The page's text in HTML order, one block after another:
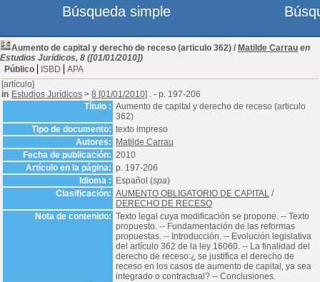
Aumento de capital y derecho de receso (articulo 362) / Matilde Carrau en
Estudios Jurídicos, 8 ([01/01/2010])
Público
ISBD
APA
[artículo]
in Estudios Jurídicos > 8 [01/01/2010] . - p. 197-206
Título : Aumento de capital y derecho de receso (articulo
362)
Tipo de documento: texto impreso
Autores:
Matilde Carrau
Fecha de publicación: 2010
Artículo en la página: p. 197-206
Idioma :
Español (spa)
Clasificación: AUMENTO OBLIGATORIO DE CAPITAL /
DERECHO DE RECESO
Nota de contenido: Texto legal cuya modificación se propone. -- Texto
propuesto. -- Fundamentación de las reformas
propuestas. -- Introducción. -- Evolución legislativa
del artículo 362 de la ley 16060. -- La finalidad del
derecho de receso:¿ se justifica el derecho de
receso en los casos de aumento de capital, ya sea
integrado o contractual? -- Conclusiones.
Búsqueda simple